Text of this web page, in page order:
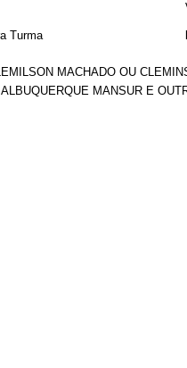
Turma
MACHADO OU
MANSUR E